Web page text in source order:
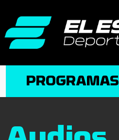
PROGRAMAS